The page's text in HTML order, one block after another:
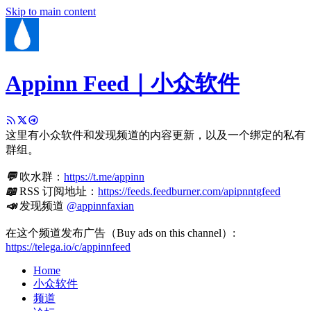
Skip to main content
Appinn Feed｜小众软件
这里有小众软件和发现频道的内容更新，以及一个绑定的私有
群组。
💬吹水群： https://t.me/appinn
📖RSS 订阅地址： https://feeds.feedburner.com/apipnntgfeed
📣发现频道 @appinnfaxian
在这个频道发布广告（Buy ads on this channel）:
https://telega.io/c/appinnfeed
Home
小众软件
频道